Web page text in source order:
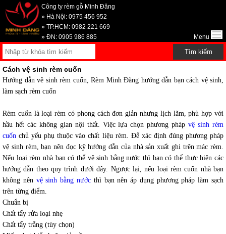
Công ty rèm gỗ Minh Đăng
» Hà Nội: 0975 456 952
» TP.HCM: 0982 221 669
» ĐN: 0905 986 885
Menu
Cách vệ sinh rèm cuốn
Hướng dẫn vê sinh rèm cuốn, Rèm Minh Đăng hướng dẫn bạn cách vệ sinh,
làm sạch rèm cuốn
Rèm cuốn là loại rèm có phong cách đơn giản nhưng lịch lãm, phù hợp với
hầu hết các không gian nội thất. Việc lựa chọn phương phápvệ sinh rèm
cuốn chủ yếu phụ thuộc vào chất liệu rèm. Để xác định đúng phương pháp
vệ sinh rèm, bạn nên đọc kỹ hướng dẫn của nhà sản xuất ghi trên mác rèm.
Nếu loại rèm nhà bạn có thể vệ sinh bằng nước thì bạn có thể thực hiện các
hướng dẫn theo quy trình dưới đây. Ngược lại, nếu loại rèm cuốn nhà bạn
không nên vệ sinh bằng nướcthì bạn nên áp dụng phương pháp làm sạch
trên từng điểm.
Chuẩn bị
Chất tẩy rửa loại nhẹ
Chất tẩy trắng (tùy chọn)